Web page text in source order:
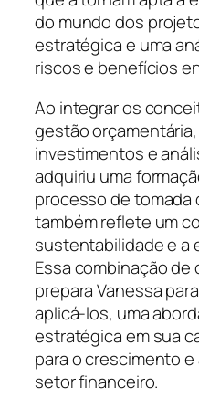
do mundo dos
estratégica e uma
riscos e benefícios
Ao integrar os
gestão
investimentos e
adquiriu uma
processo de tomada
também reflete um
sustentabilidade e a
Essa combinação
prepara Vanessa
aplicá-los, uma
estratégica em sua
para o crescimento
setor financeiro.